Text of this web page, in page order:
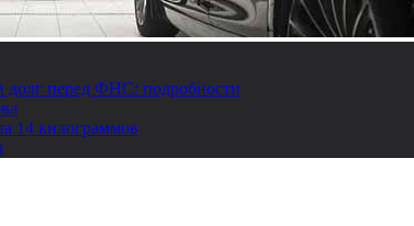
перед ФНС: подробности
14 килограммов